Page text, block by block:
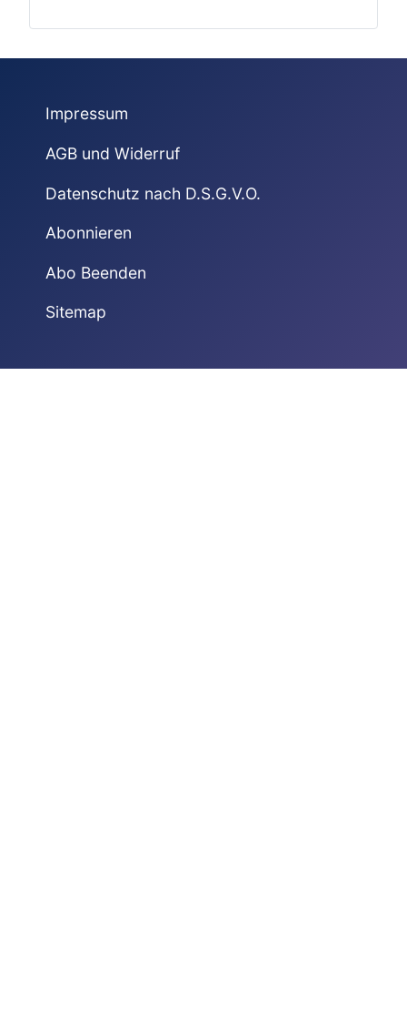
Impressum
AGB und Widerruf
Datenschutz nach D.S.G.V.O.
Abonnieren
Abo Beenden
Sitemap